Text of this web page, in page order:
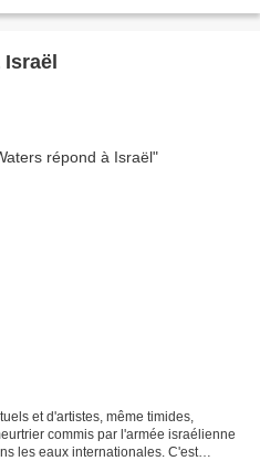
et d'artistes, même timides,
commis par l'armée israélienne
les eaux internationales. C'est